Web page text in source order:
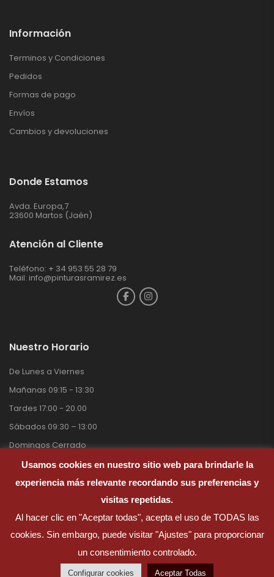
Información
Terminos y Condiciones
Pedidos
Formas de pago
Envíos
Cambios y devoluciones
Donde Estamos
Avda. Europa,7
23600 Martos (Jaén)
Atención al Cliente
Teléfono: + 34 953 55 28 79
Mail: info@pinturasramirez.es
Nuestro Horario
De Lunes a Viernes
Mañanas 09:15 - 13:30
Tardes 17:00 - 20.00
Sábados 09:30 – 13:00
Domingos Cerrado
Pinturas Ramirez © 2026. Todos Los derechos reservados.
Usamos cookies en nuestro sitio web para brindarle la
experiencia más relevante recordando sus preferencias y
visitas repetidas.
Al hacer clic en "Aceptar todas", acepta el uso de TODAS las
cookies. Sin embargo, puede visitar "Ajustes" para proporcionar
un consentimiento controlado.
Configurar cookies Aceptar Todas